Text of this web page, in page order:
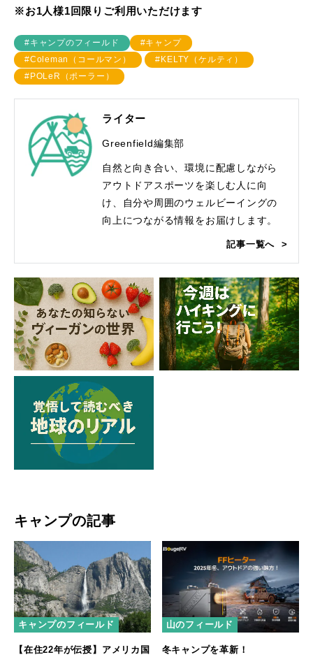
※お1人様1回限りご利用いただけます
#キャンプのフィールド
#キャンプ
#Coleman（コールマン）
#KELTY（ケルティ）
#POLeR（ポーラー）
ライター
Greenfield編集部
自然と向き合い、環境に配慮しながら
アウトドアスポーツを楽しむ人に向
け、自分や周囲のウェルビーイングの
向上につながる情報をお届けします。
記事一覧へ
キャンプの記事
キャンプのフィールド
【在住22年が伝授】アメリカ国
山のフィールド
冬キャンプを革新！